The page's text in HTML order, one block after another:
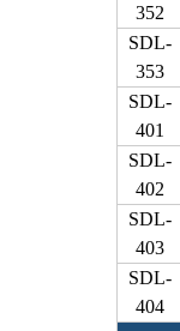
352
SDL-
353
SDL-
401
SDL-
402
SDL-
403
SDL-
404